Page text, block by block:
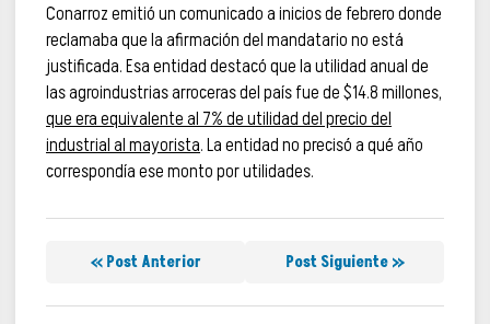
Conarroz emitió un comunicado a inicios de febrero donde
reclamaba que la afirmación del mandatario no está
justificada. Esa entidad destacó que la utilidad anual de
las agroindustrias arroceras del país fue de $14.8 millones,
que era equivalente al 7% de utilidad del precio del
industrial al mayorista. La entidad no precisó a qué año
correspondía ese monto por utilidades.
« Post Anterior Post Siguiente »